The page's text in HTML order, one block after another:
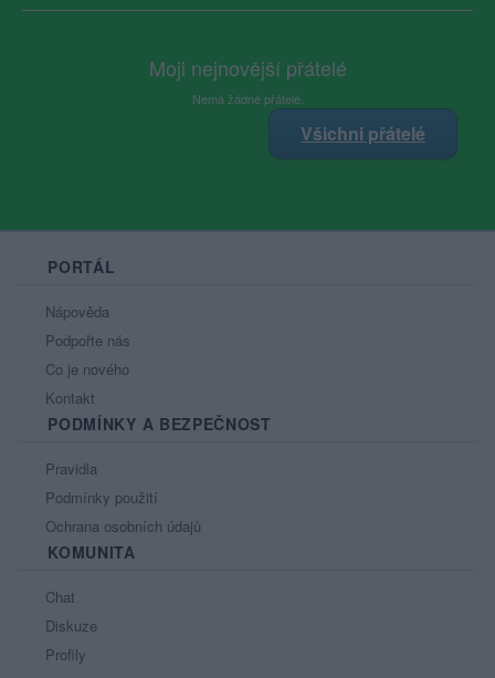
Moji nejnovější přátelé
Nemá žádné přátelé.
Všichni přátelé
PORTÁL
Nápověda
Podpořte nás
Co je nového
Kontakt
PODMÍNKY A BEZPEČNOST
Pravidla
Podmínky použití
Ochrana osobních údajů
KOMUNITA
Chat
Diskuze
Profily